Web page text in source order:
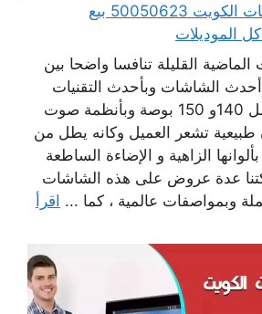
بيع تلفزيونات شاشات الكويت 50050623 بيع
الموديلات
القليلة تنافسا واضحا بين
الشاشات وبأحدث التقنيات
وبأحجام متنوعة تصل 140و 150 بوصة وبأنظمة صوت
طبيعية تشعر العميل وكانه يطل من
الزاهية و الإضاءة الساطعة
عدة عروض على هذه الشاشات
وبمواصفات عالمية ، كما ... اقرأ